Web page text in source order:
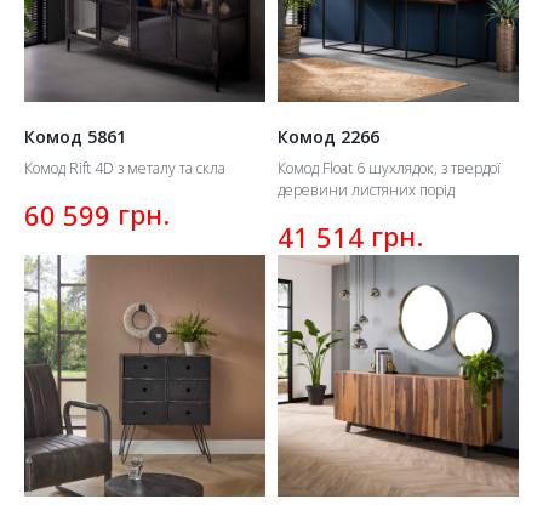
Комод 5861
Комод Rift 4D з металу та скла
60 599 грн.
Комод 2266
Комод Float 6 шухлядок, з твердої
деревини листяних порід
41 514 грн.